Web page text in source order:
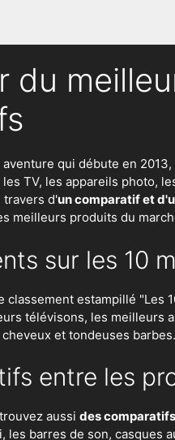
du
aventure qui débute en
les TV, les appareils photo,
travers d'un comparatif et
meilleurs produits du
sur les 10
classement estampillé
télévisons, les meilleurs
et tondeuses
entre les
aussi des
barres de son, casques